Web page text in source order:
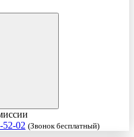
52-02 (Звонок бесплатный)